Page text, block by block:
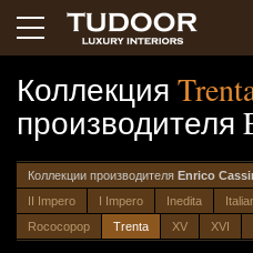
Коллекция
производителя
Коллекции производителя Enrico
II Impero
I Impero Inedita
Rococopop
Trenta XV XVI